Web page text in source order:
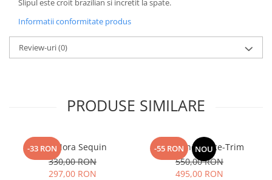
Slipul este croit brazilian si incretit la spate.
Informatii conformitate produs
Review-uri(0)
PRODUSE SIMILARE
-33 RONTop Nora Sequin
330,00 RON
297,00 RON
-55 RON NOU
Fusta Linen Lace-Trim
550,00 RON
495,00 RON